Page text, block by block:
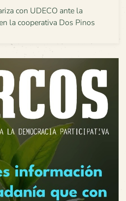
con UDECO ante la
la cooperativa Dos Pinos